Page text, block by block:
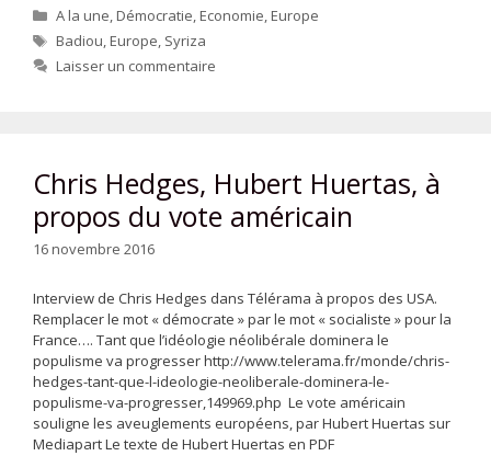
Catégories
A la une,Démocratie,Economie,Europe
Étiquettes
Badiou,Europe, Syriza
Laisser un commentaire
Chris Hedges, Hubert Huertas, à
propos du vote américain
16 novembre 2016
Interview de Chris Hedges dans Télérama à propos des USA.
Remplacer le mot « démocrate » par le mot « socialiste » pour la
France…. Tant que l’idéologie néolibérale dominera le
populisme va progresser http://www.telerama.fr/monde/chris-
hedges-tant-que-l-ideologie-neoliberale-dominera-le-
populisme-va-progresser,149969.php Le vote américain
souligne les aveuglements européens, par Hubert Huertas sur
Mediapart Le texte de Hubert Huertas en PDF